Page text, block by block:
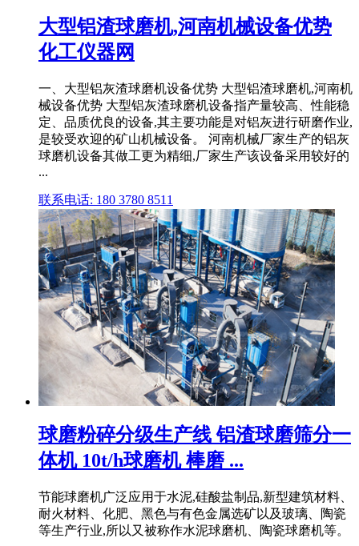
大型铝渣球磨机,河南机械设备优势
化工仪器网
一、大型铝灰渣球磨机设备优势 大型铝渣球磨机,河南机
械设备优势 大型铝灰渣球磨机设备指产量较高、性能稳
定、品质优良的设备,其主要功能是对铝灰进行研磨作业,
是较受欢迎的矿山机械设备。 河南机械厂家生产的铝灰
球磨机设备其做工更为精细,厂家生产该设备采用较好的
...
联系电话: 180 3780 8511
球磨粉碎分级生产线 铝渣球磨筛分一
体机 10t/h球磨机 棒磨 ...
节能球磨机广泛应用于水泥,硅酸盐制品,新型建筑材料、
耐火材料、化肥、黑色与有色金属选矿以及玻璃、陶瓷
等生产行业,所以又被称作水泥球磨机、陶瓷球磨机等。